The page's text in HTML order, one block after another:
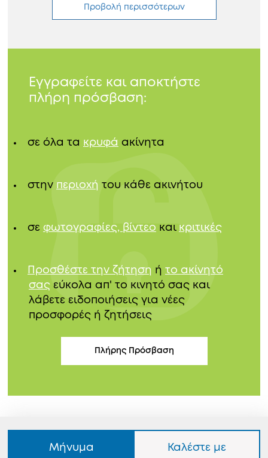
Προβολή περισσότερων
Εγγραφείτε και αποκτήστε
πλήρη πρόσβαση:
σε όλα τα κρυφά ακίνητα
στην περιοχή του κάθε ακινήτου
σε φωτογραφίες, βίντεο και κριτικές
Προσθέστε την ζήτηση ή το ακίνητό
σας εύκολα απ' το κινητό σας και
λάβετε ειδοποιήσεις για νέες
προσφορές ή ζητήσεις
Πλήρης Πρόσβαση
Μήνυμα Καλέστε με